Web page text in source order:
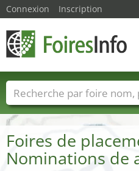
Foires de
Nominations de
Connexion Inscription
Foire noms Pays
Secteurs du fournisseur